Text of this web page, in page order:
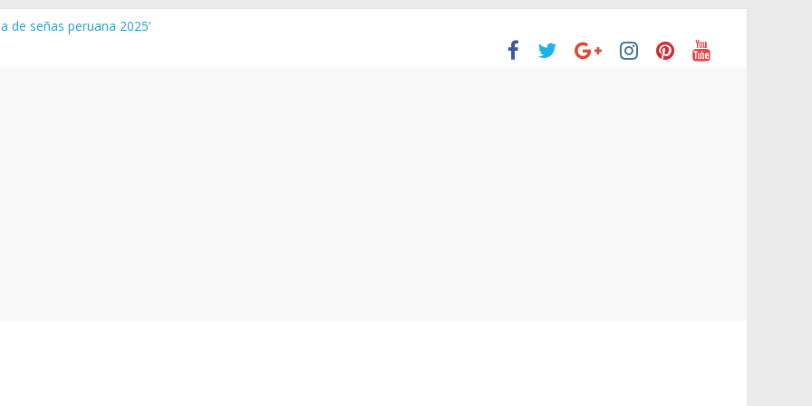
de señas peruana 2025’